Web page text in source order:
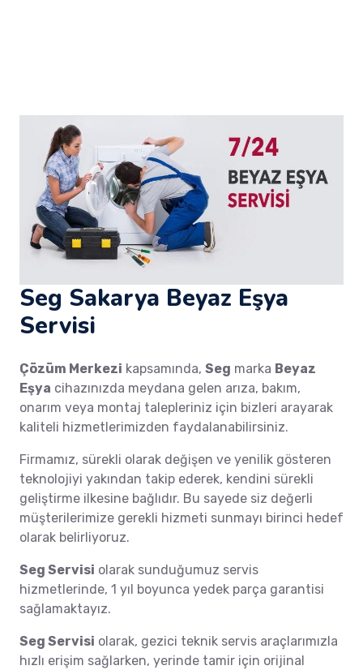
Seg Sakarya Beyaz Eşya
Servisi
Çözüm Merkezi kapsamında, Seg marka Beyaz
Eşya cihazınızda meydana gelen arıza, bakım,
onarım veya montaj talepleriniz için bizleri arayarak
kaliteli hizmetlerimizden faydalanabilirsiniz.
Firmamız, sürekli olarak değişen ve yenilik gösteren
teknolojiyi yakından takip ederek, kendini sürekli
geliştirme ilkesine bağlıdır. Bu sayede siz değerli
müşterilerimize gerekli hizmeti sunmayı birinci hedef
olarak belirliyoruz.
Seg Servisi olarak sunduğumuz servis
hizmetlerinde, 1 yıl boyunca yedek parça garantisi
sağlamaktayız.
Seg Servisi olarak, gezici teknik servis araçlarımızla
hızlı erişim sağlarken, yerinde tamir için orijinal